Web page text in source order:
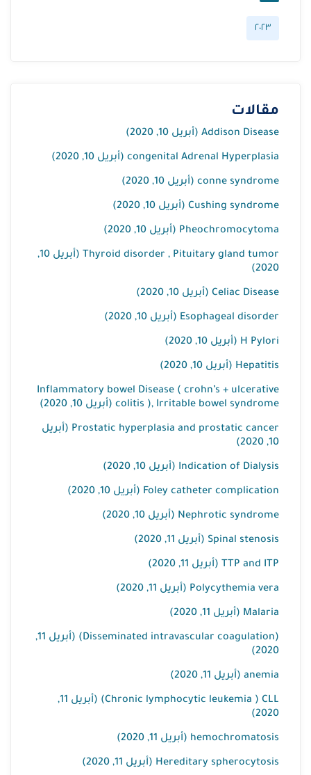
٢٠٢٣
مقالات
Addison Disease (أبريل 10, 2020)
congenital Adrenal Hyperplasia (أبريل 10, 2020)
conne syndrome (أبريل 10, 2020)
Cushing syndrome (أبريل 10, 2020)
Pheochromocytoma (أبريل 10, 2020)
Thyroid disorder , Pituitary gland tumor (أبريل 10,
2020)
Celiac Disease (أبريل 10, 2020)
Esophageal disorder (أبريل 10, 2020)
H Pylori (أبريل 10, 2020)
Hepatitis (أبريل 10, 2020)
Inflammatory bowel Disease ( crohn’s + ulcerative
colitis ), Irritable bowel syndrome (أبريل 10, 2020)
Prostatic hyperplasia and prostatic cancer (أبريل
10, 2020)
Indication of Dialysis (أبريل 10, 2020)
Foley catheter complication (أبريل 10, 2020)
Nephrotic syndrome (أبريل 10, 2020)
Spinal stenosis (أبريل 11, 2020)
TTP and ITP (أبريل 11, 2020)
Polycythemia vera (أبريل 11, 2020)
Malaria (أبريل 11, 2020)
(Disseminated intravascular coagulation) (أبريل 11,
2020)
anemia (أبريل 11, 2020)
Chronic lymphocytic leukemia ) CLL) (أبريل 11,
2020)
hemochromatosis (أبريل 11, 2020)
Hereditary spherocytosis (أبريل 11, 2020)